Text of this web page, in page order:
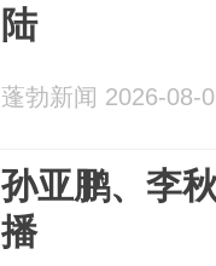
陆
蓬勃新闻 2026-08-
孙亚鹏、李
播